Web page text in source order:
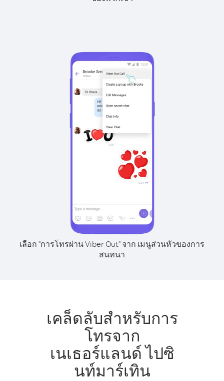
เลือก "การโทรผ่าน Viber Out" จาก เมนูส่วนหัวของการ
สนทนา
เคล็ดลับสำหรับการ
โทรจาก
เนเธอร์แลนด์ ไปซิ
นท์มาร์เทิน